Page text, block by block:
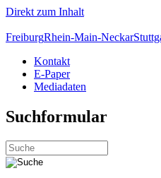
Direkt zum Inhalt
FreiburgRhein-Main-Neckar
Kontakt
E-Paper
Mediadaten
Suchformular